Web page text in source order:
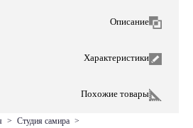
Описание
Характеристики
Похожие товары
> студия самира >